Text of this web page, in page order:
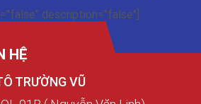
description="false"]
HỆ
TRƯỜNG VŨ